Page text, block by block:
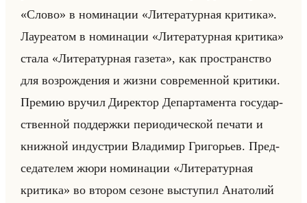
«Слово» в но­ми­на­ции «Литературная критика».
Ла­уре­атом в но­ми­на­ции «Литературная критика»
стала «Литературная газета», как про­стран­ство
для воз­рож­де­ния и жизни со­вре­мен­ной кри­ти­ки.
Пре­мию вру­чил Ди­рек­тор Де­пар­та­мен­та го­су­дар­
ствен­ной под­держ­ки пе­ри­оди­че­ской пе­ча­ти и
книж­ной ин­ду­стрии Вла­ди­мир Гри­го­рьев. Пред­
се­да­те­лем жюри но­ми­на­ции «Литературная
критика» во вто­ром се­зоне вы­сту­пил Ана­то­лий